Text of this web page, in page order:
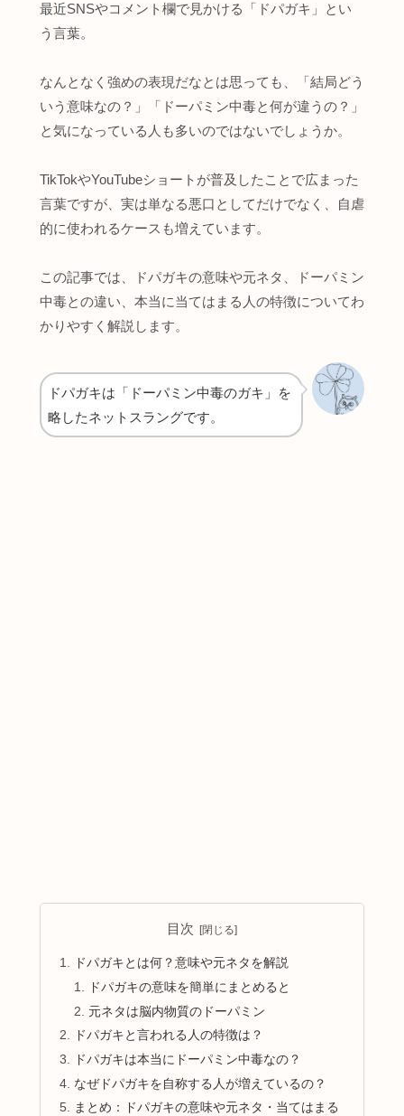
最近SNSやコメント欄で見かける「ドパガキ」とい
う言葉。
なんとなく強めの表現だなとは思っても、「結局どう
いう意味なの？」「ドーパミン中毒と何が違うの？」
と気になっている人も多いのではないでしょうか。
TikTokやYouTubeショートが普及したことで広まった
言葉ですが、実は単なる悪口としてだけでなく、自虐
的に使われるケースも増えています。
この記事では、ドパガキの意味や元ネタ、ドーパミン
中毒との違い、本当に当てはまる人の特徴についてわ
かりやすく解説します。
ドパガキは「ドーパミン中毒のガキ」を
略したネットスラングです。
目次
ドパガキとは何？意味や元ネタを解説
ドパガキの意味を簡単にまとめると
元ネタは脳内物質のドーパミン
ドパガキと言われる人の特徴は？
ドパガキは本当にドーパミン中毒なの？
なぜドパガキを自称する人が増えているの？
まとめ：ドパガキの意味や元ネタ・当てはまる